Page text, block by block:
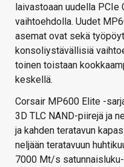
laivastoaan uudella PCIe
vaihtoehdolla. Uudet
asemat ovat sekä
konsoliystävällisiä
toinen toistaan
keskellä.
Corsair MP600 Elite -
3D TLC NAND-piirejä ja
ja kahden teratavun
neljään teratavuun
7000 Mt/s